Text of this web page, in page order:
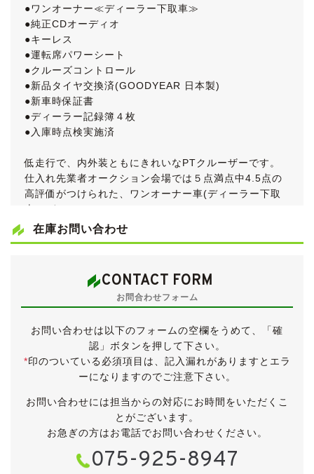
●ワンオーナー≪ディーラー下取車≫
●純正CDオーディオ
●キーレス
●運転席パワーシート
●クルーズコントロール
●新品タイヤ交換済(GOODYEAR 日本製)
●新車時保証書
●ディーラー記録簿４枚
●入庫時点検実施済
低走行で、内外装ともにきれいなPTクルーザーです。
仕入れ先業者オークション会場では５点満点中4.5点の
高評価がつけられた、ワンオーナー車(ディーラー下取
車)です。
1999年(平成11年)に登場したＰＴクルーザーですが、
当初はエンジンが２リッターでしたが、2004年から2.4
リッターとなりました。
期モデルですので、内外装ともに意匠変更されていま
グレードはベーシックな「クラシック」です。
れていませんが、革シートは年式や品質を考えるとダメ
ージが心配ですので、維持のしやすさではこちらのファ
ブリックシートに軍配があがります。
在庫お問い合わせ
CONTACT FORM
お問合わせフォーム
お問い合わせは以下のフォームの空欄をうめて、「確
認」ボタンを押して下さい。
*印のついている必須項目は、記入漏れがありますとエラ
ーになりますのでご注意下さい。
お問い合わせには担当からの対応にお時間をいただくこ
とがございます。
お急ぎの方はお電話でお問い合わせください。
075-925-8947